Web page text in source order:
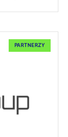
PARTNERZY